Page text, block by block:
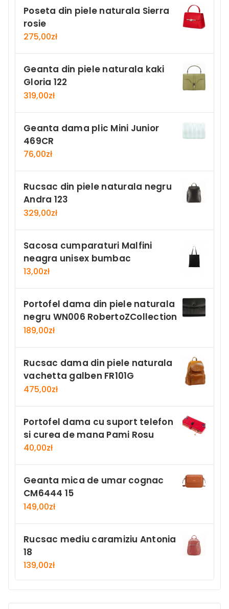
Poseta din piele naturala Sierra
rosie
275,00zł
Geanta din piele naturala kaki
Gloria 122
319,00zł
Geanta dama plic Mini Junior
469CR
76,00zł
Rucsac din piele naturala negru
Andra 123
329,00zł
Sacosa cumparaturi Malfini
neagra unisex bumbac
13,00zł
Portofel dama din piele naturala
negru WN006 RobertoZCollection
189,00zł
Rucsac dama din piele naturala
vachetta galben FR101G
475,00zł
Portofel dama cu suport telefon
si curea de mana Pami Rosu
40,00zł
Geanta mica de umar cognac
CM6444 15
149,00zł
Rucsac mediu caramiziu Antonia
18
139,00zł